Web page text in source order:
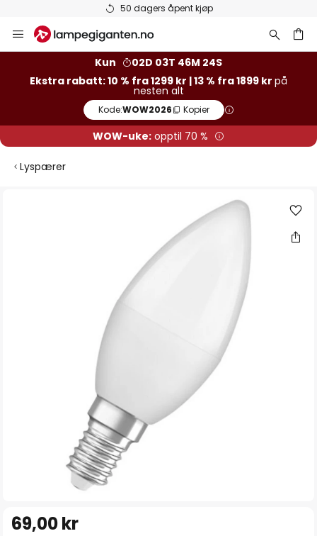
50 dagers åpent kjøp
Hopp
til
Kun
02D 03T 46M 23S
Ekstra rabatt: 10 % fra 1299 kr | 13 % fra 1899 kr på
nesten alt
Kode:WOW2026 Kopier
WOW-uke: opptil 70 %
Lyspærer
69,00 kr